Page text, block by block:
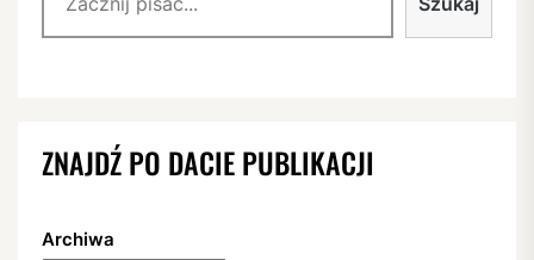
ZNAJDŹ PO DACIE PUBLIKACJI
Archiwa